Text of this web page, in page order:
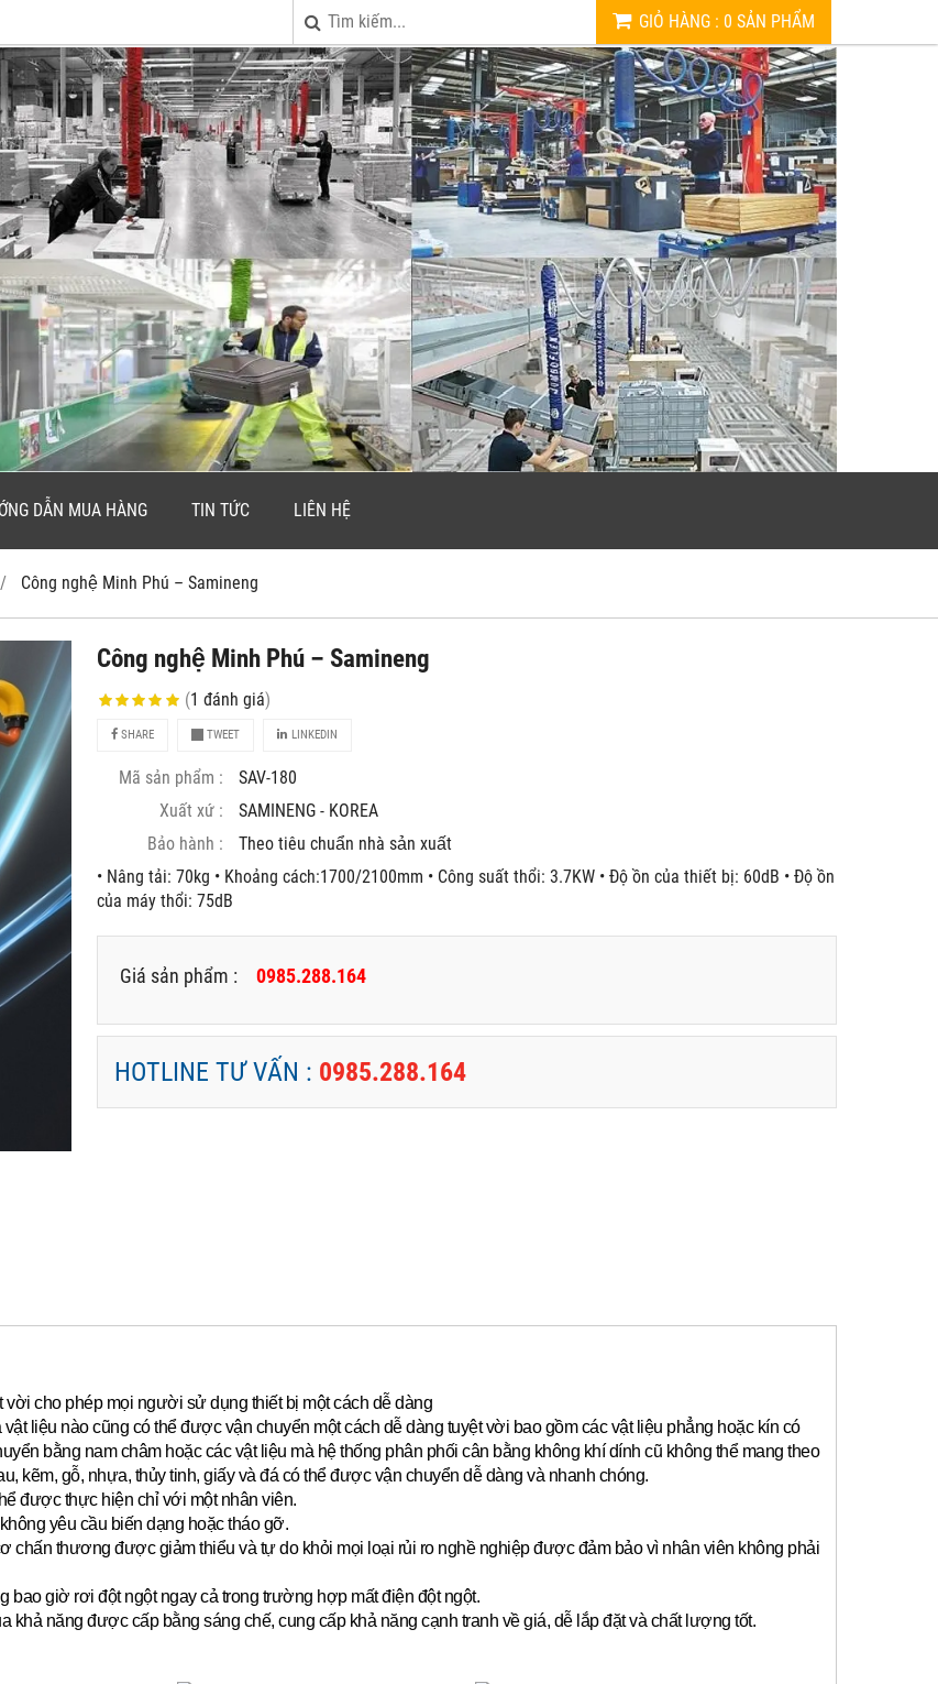
GIỎ HÀNG : 0 SẢN PHẨM
DẪN MUA HÀNG TIN TỨC LIÊN HỆ
Công nghệ Minh Phú – Samineng
Công nghệ Minh Phú – Samineng
(1đánh giá)
SHARE TWEET LINKEDIN
Mã sản phẩm :
SAV-180
Xuất xứ :
SAMINENG - KOREA
Bảo hành :
Theo tiêu chuẩn nhà sản xuất
• Nâng tải: 70kg • Khoảng cách:1700/2100mm • Công suất thổi: 3.7KW • Độ ồn của thiết bị: 60dB • Độ ồn
của máy thổi: 75dB
Giá sản phẩm : 0985.288.164
HOTLINE TƯ VẤN : 0985.288.164
vời cho phép mọi người sử dụng thiết bị một cách dễ dàng
vật liệu nào cũng có thể được vận chuyển một cách dễ dàng tuyệt vời bao gồm các vật liệu phẳng hoặc kín có
bằng nam châm hoặc các vật liệu mà hệ thống phân phối cân bằng không khí dính cũ không thể mang theo
kẽm, gỗ, nhựa, thủy tinh, giấy và đá có thể được vận chuyển dễ dàng và nhanh chóng.
được thực hiện chỉ với một nhân viên.
yêu cầu biến dạng hoặc tháo gỡ.
chấn thương được giảm thiểu và tự do khỏi mọi loại rủi ro nghề nghiệp được đảm bảo vì nhân viên không phải
bao giờ rơi đột ngột ngay cả trong trường hợp mất điện đột ngột.
khả năng được cấp bằng sáng chế, cung cấp khả năng cạnh tranh về giá, dễ lắp đặt và chất lượng tốt.